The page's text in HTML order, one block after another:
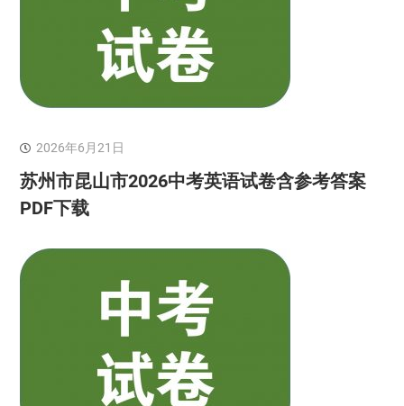
2026年6月21日
苏州市昆山市2026中考英语试卷含参考答案
PDF下载